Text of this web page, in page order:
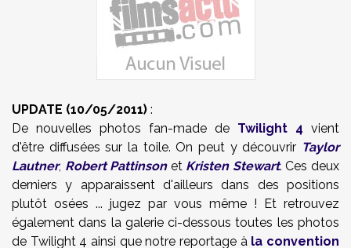
UPDATE (10/05/2011) :
De nouvelles photos fan-made de Twilight 4 vient
d'être diffusées sur la toile. On peut y découvrir Taylor
Lautner, Robert Pattinsonet Kristen Stewart. Ces deux
derniers y apparaissent d'ailleurs dans des positions
plutôt osées ... jugez par vous même ! Et retrouvez
également dans la galerie ci-dessous toutes les photos
de Twilight 4 ainsi que notre reportage à la convention